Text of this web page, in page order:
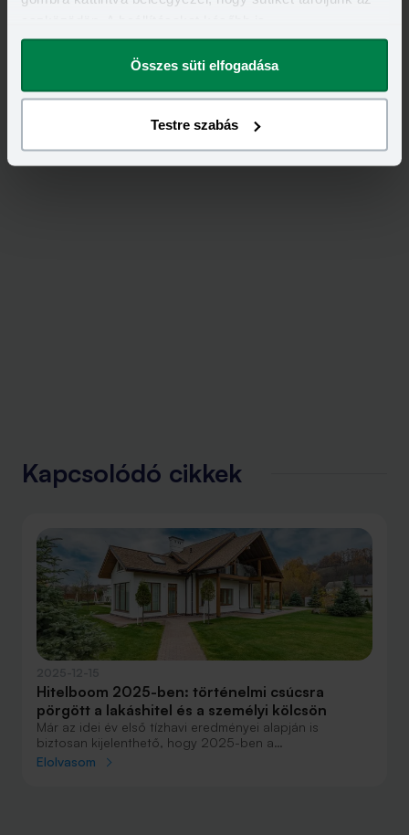
megváltoztathatod.
Összes süti elfogadása
Testre szabás
Kapcsolódó címkék
OTTHON START PROGRAM
OTTHON START LAKÁSHITEL
LAKÁSHITEL
MAGYAR NEMZETI BANK
Kapcsolódó cikkek
Hitelboom 2025-ben: történelmi csúcsra
pörgött a lakáshitel és a személyi kölcsön
Már az idei év első tízhavi eredményei alapján is
biztosan kijelenthető, hogy 2025-ben a
lakáshitelpiacon és a személyi kölcsönök piacán is éves
Elolvasom